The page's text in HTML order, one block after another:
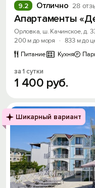
Отлично 28
9.2
Апартаменты
Орловка, ш. Качинское, д.
200 м до моря
· 833 м до
Питание
Кухня
за 1 сутки
1 400 руб.
Шикарный вариант